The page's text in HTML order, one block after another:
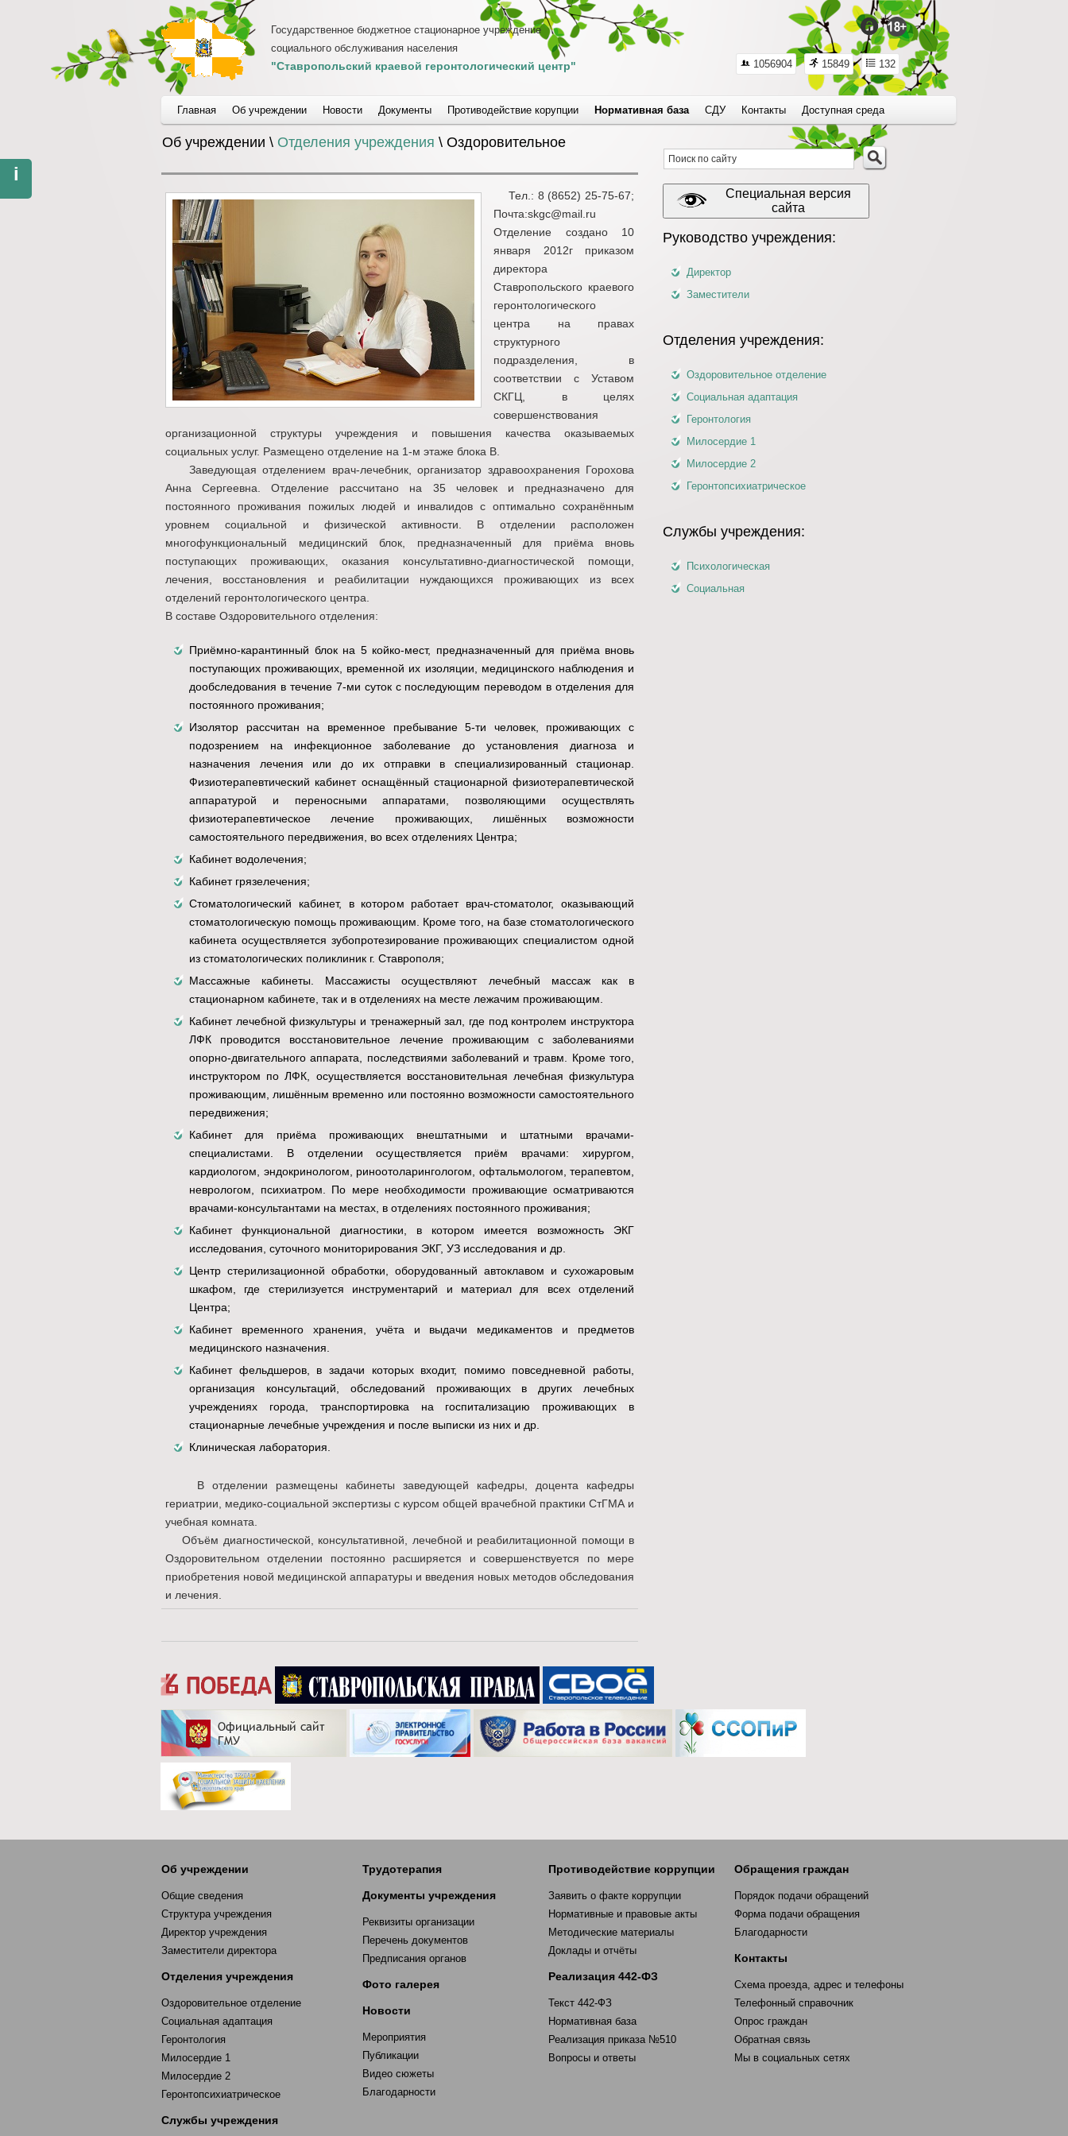
Государственное бюджетное стационарное учреждение
социального обслуживания населения
"Ставропольский краевой геронтологический центр" 1056904 15849 132
i
Главная Об учреждении Новости Документы Противодействие корупции Нормативная база СДУ Контакты Доступная среда
Об учреждении \ Отделения учреждения \ Оздоровительное
Тел.: 8 (8652) 25-75-67;
Почта:skgc@mail.ru
Отделение создано 10
января 2012г приказом
директора
Ставропольского краевого
геронтологического
центра на правах
структурного
подразделения, в
соответствии с Уставом
СКГЦ, в целях
совершенствования
организационной структуры учреждения и повышения качества оказываемых
социальных услуг. Размещено отделение на 1-м этаже блока В.
Заведующая отделением врач-лечебник, организатор здравоохранения Горохова
Анна Сергеевна. Отделение рассчитано на 35 человек и предназначено для
постоянного проживания пожилых людей и инвалидов с оптимально сохранённым
уровнем социальной и физической активности. В отделении расположен
многофункциональный медицинский блок, предназначенный для приёма вновь
поступающих проживающих, оказания консультативно-диагностической помощи,
лечения, восстановления и реабилитации нуждающихся проживающих из всех
отделений геронтологического центра.
В составе Оздоровительного отделения:
Приёмно-карантинный блок на 5 койко-мест, предназначенный для приёма вновь
поступающих проживающих, временной их изоляции, медицинского наблюдения и
дообследования в течение 7-ми суток с последующим переводом в отделения для
постоянного проживания;
Изолятор рассчитан на временное пребывание 5-ти человек, проживающих с
подозрением на инфекционное заболевание до установления диагноза и
назначения лечения или до их отправки в специализированный стационар.
Физиотерапевтический кабинет оснащённый стационарной физиотерапевтической
аппаратурой и переносными аппаратами, позволяющими осуществлять
физиотерапевтическое лечение проживающих, лишённых возможности
самостоятельного передвижения, во всех отделениях Центра;
Кабинет водолечения;
Кабинет грязелечения;
Стоматологический кабинет, в котором работает врач-стоматолог, оказывающий
стоматологическую помощь проживающим. Кроме того, на базе стоматологического
кабинета осуществляется зубопротезирование проживающих специалистом одной
из стоматологических поликлиник г. Ставрополя;
Массажные кабинеты. Массажисты осуществляют лечебный массаж как в
стационарном кабинете, так и в отделениях на месте лежачим проживающим.
Кабинет лечебной физкультуры и тренажерный зал, где под контролем инструктора
ЛФК проводится восстановительное лечение проживающим с заболеваниями
опорно-двигательного аппарата, последствиями заболеваний и травм. Кроме того,
инструктором по ЛФК, осуществляется восстановительная лечебная физкультура
проживающим, лишённым временно или постоянно возможности самостоятельного
передвижения;
Кабинет для приёма проживающих внештатными и штатными врачами-
специалистами. В отделении осуществляется приём врачами: хирургом,
кардиологом, эндокринологом, риноотоларингологом, офтальмологом, терапевтом,
неврологом, психиатром. По мере необходимости проживающие осматриваются
врачами-консультантами на местах, в отделениях постоянного проживания;
Кабинет функциональной диагностики, в котором имеется возможность ЭКГ
исследования, суточного мониторирования ЭКГ, УЗ исследования и др.
Центр стерилизационной обработки, оборудованный автоклавом и сухожаровым
шкафом, где стерилизуется инструментарий и материал для всех отделений
Центра;
Кабинет временного хранения, учёта и выдачи медикаментов и предметов
медицинского назначения.
Кабинет фельдшеров, в задачи которых входит, помимо повседневной работы,
организация консультаций, обследований проживающих в других лечебных
учреждениях города, транспортировка на госпитализацию проживающих в
стационарные лечебные учреждения и после выписки из них и др.
Клиническая лаборатория.
В отделении размещены кабинеты заведующей кафедры, доцента кафедры
гериатрии, медико-социальной экспертизы с курсом общей врачебной практики СтГМА и
учебная комната.
Объём диагностической, консультативной, лечебной и реабилитационной помощи в
Оздоровительном отделении постоянно расширяется и совершенствуется по мере
приобретения новой медицинской аппаратуры и введения новых методов обследования
и лечения.
Специальная версия
сайта
Руководство учреждения:
Директор
Заместители
Отделения учреждения:
Оздоровительное отделение
Социальная адаптация
Геронтология
Милосердие 1
Милосердие 2
Геронтопсихиатрическое
Службы учреждения:
Психологическая
Социальная
Об учреждении
Общие сведения
Структура учреждения
Директор учреждения
Заместители директора
Отделения учреждения
Оздоровительное отделение
Социальная адаптация
Геронтология
Милосердие 1
Милосердие 2
Геронтопсихиатрическое
Службы учреждения
Трудотерапия
Документы учреждения
Реквизиты организации
Перечень документов
Предписания органов
Фото галерея
Новости
Мероприятия
Публикации
Видео сюжеты
Благодарности
Противодействие коррупции
Заявить о факте коррупции
Нормативные и правовые акты
Методические материалы
Доклады и отчёты
Реализация 442-ФЗ
Текст 442-ФЗ
Нормативная база
Реализация приказа №510
Вопросы и ответы
Обращения граждан
Порядок подачи обращений
Форма подачи обращения
Благодарности
Контакты
Схема проезда, адрес и телефоны
Телефонный справочник
Опрос граждан
Обратная связь
Мы в социальных сетях